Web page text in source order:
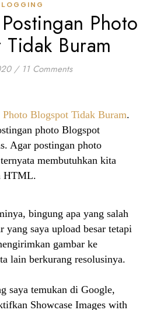
Photo
Buram
/ 11 Comments
Blogspot Tidak Buram.
photo Blogspot
Agar postingan photo
membutuhkan kita
HTML.
bingung apa yang salah
yang saya upload besar tetapi
gambar ke
lain berkurang resolusinya.
saya temukan di Google,
Showcase Images with